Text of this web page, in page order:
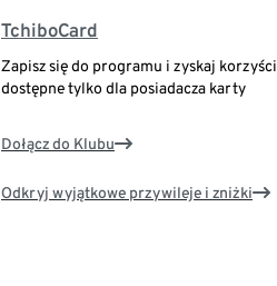
TchiboCard
Zapisz się do programu i zyskaj korzyści
dostępne tylko dla posiadacza karty
Dołącz do Klubu
Odkryj wyjątkowe przywileje i zniżki